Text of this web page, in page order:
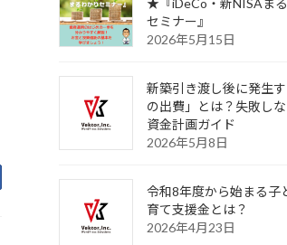
★『iDeCo・新NISAま
セミナー』
2026年5月15日
新築引き渡し後に発生
の出費」とは？失敗し
資金計画ガイド
2026年5月8日
令和8年度から始まる子
育て支援金とは？
2026年4月23日